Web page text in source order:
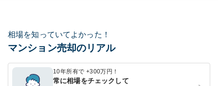
相場を知っていてよかった！
マンション売却のリアル
10年所有で +300万円！
常に相場をチェックして